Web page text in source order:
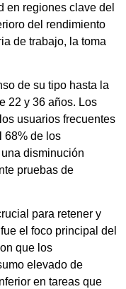
en regiones clave del
del rendimiento
de trabajo, la toma
de su tipo hasta la
22 y 36 años. Los
usuarios frecuentes
68% de los
disminución
pruebas de
para retener y
el foco principal del
que los
elevado de
en tareas que